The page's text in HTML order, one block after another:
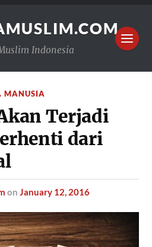
Indonesia
MANUSIA
Terjadi
dari
onJanuary 12, 2016